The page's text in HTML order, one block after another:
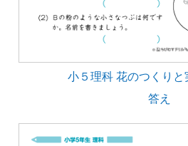
小５理科 花のつくりと
答え